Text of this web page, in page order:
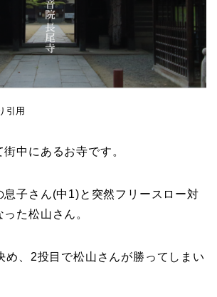
引用
中にあるお寺です。
息子さん(中1)と突然フリースロー対
た松山さん。
め、2投目で松山さんが勝ってしまい